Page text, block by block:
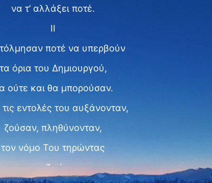
να τ’ αλλάξει ποτέ.
II
ποτέ να υπερβούν
τα όρια του Δημιουργού,
ούτε και θα μπορούσαν.
εντολές του αυξάνονταν,
ζούσαν, πληθύνονταν,
τον νόμο Του τηρώντας
για τη ζωή τους,